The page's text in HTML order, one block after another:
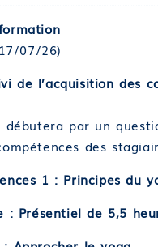
07/26)
de l’acquisition des
par un
des
1 : Principes du
: Présentiel de 5,5